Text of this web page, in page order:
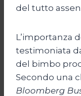
del tutto
L’importanza
testimoniata
del bimbo
Secondo una
Bloomberg